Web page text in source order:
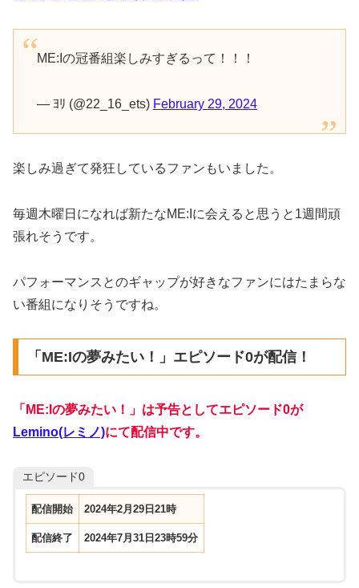
ME:Iの冠番組楽しみすぎるって！！！
— ﾖﾘ (@22_16_ets) February 29, 2024
楽しみ過ぎて発狂しているファンもいました。
毎週木曜日になれば新たなME:Iに会えると思うと1週間頑
張れそうです。
パフォーマンスとのギャップが好きなファンにはたまらな
い番組になりそうですね。
「ME:Iの夢みたい！」エピソード0が配信！
「ME:Iの夢みたい！」は予告としてエピソード0が
Lemino(レミノ)にて配信中です。
エピソード0
配信開始 2024年2月29日21時
配信終了 2024年7月31日23時59分